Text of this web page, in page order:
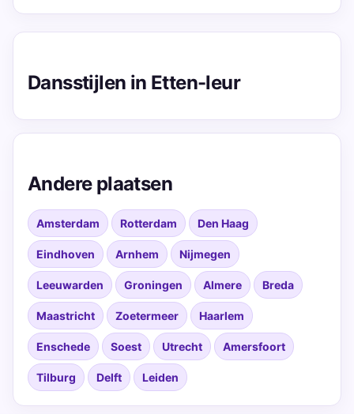
Dansstijlen in Etten-leur
Andere plaatsen
Amsterdam Rotterdam Den Haag
Eindhoven Arnhem Nijmegen
Leeuwarden Groningen Almere Breda
Maastricht Zoetermeer Haarlem
Enschede Soest Utrecht Amersfoort
Tilburg Delft Leiden